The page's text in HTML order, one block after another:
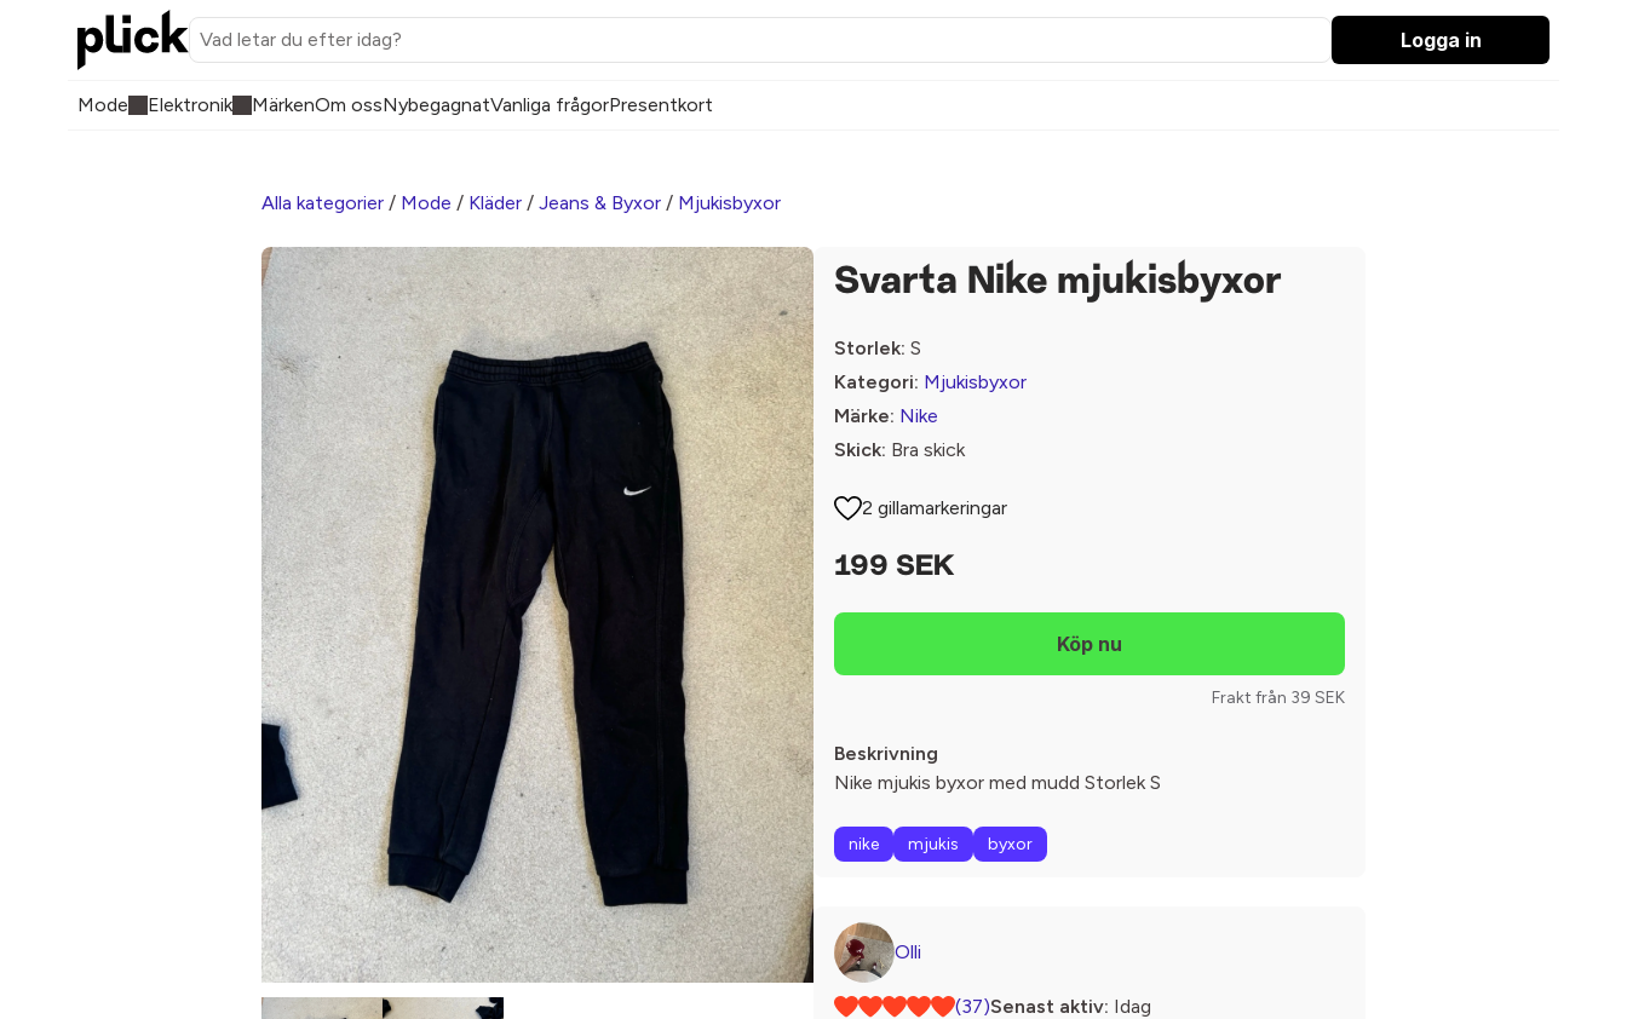
Logga in
Mode Elektronik MärkenOm ossNybegagnatVanliga frågorPresentkort
Alla kategorier / Mode / Kläder / Jeans & Byxor / Mjukisbyxor
Svarta Nike mjukisbyxor
Storlek: S
Kategori: Mjukisbyxor
Märke: Nike
Skick: Bra skick
2 gillamarkeringar
199 SEK
Frakt från 39 SEK
Beskrivning
Nike mjukis byxor med mudd Storlek S
nike mjukis byxor
Olli
(37)Senast aktiv: Idag